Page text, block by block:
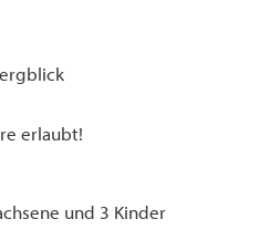
erlaubt!
und 3 Kinder